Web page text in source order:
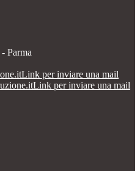
Parma
Link per inviare una mail
Link per inviare una mail